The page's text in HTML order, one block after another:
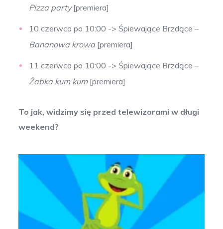
Pizza party[premiera]
10 czerwca po 10:00 -> Śpiewające Brzdące –
Bananowa krowa[premiera]
11 czerwca po 10:00 -> Śpiewające Brzdące –
Żabka kum kum[premiera]
To jak, widzimy się przed telewizorami w długi
weekend?